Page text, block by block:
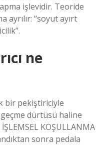
işlevidir. Teoride
ayrılır: “soyut ayırt
ne
bir pekiştiriciyle
dürtüsü haline
KOŞULLANMA
sonra pedala